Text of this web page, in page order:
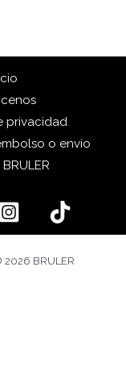
privacidad
o envío
BRULER